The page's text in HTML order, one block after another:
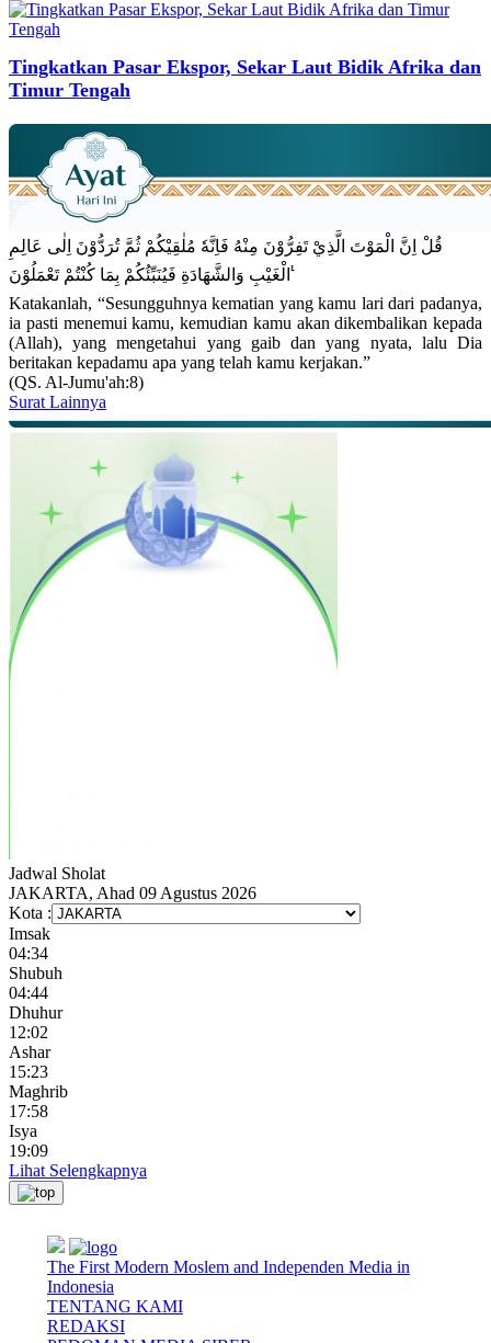
Tingkatkan Pasar Ekspor, Sekar Laut Bidik Afrika dan
Timur Tengah
قُلْ اِنَّ الْمَوْتَ الَّذِيْ تَفِرُّوْنَ مِنْهُ فَاِنَّهٗ مُلٰقِيْكُمْ ثُمَّ تُرَدُّوْنَ اِلٰى عَالِمِ
الْغَيْبِ وَالشَّهَادَةِ فَيُنَبِّئُكُمْ بِمَا كُنْتُمْ تَعْمَلُوْنَ ࣖ
Katakanlah, “Sesungguhnya kematian yang kamu lari dari padanya,
ia pasti menemui kamu, kemudian kamu akan dikembalikan kepada
(Allah), yang mengetahui yang gaib dan yang nyata, lalu Dia
beritakan kepadamu apa yang telah kamu kerjakan.”
(QS. Al-Jumu'ah:8)
Surat Lainnya
Jadwal Sholat
JAKARTA, Ahad 09 Agustus 2026
Kota :
Imsak
04:34
Shubuh
04:44
Dhuhur
12:02
Ashar
15:23
Maghrib
17:58
Isya
19:09
Lihat Selengkapnya
The First Modern Moslem and Independen Media in
Indonesia
TENTANG KAMI
REDAKSI